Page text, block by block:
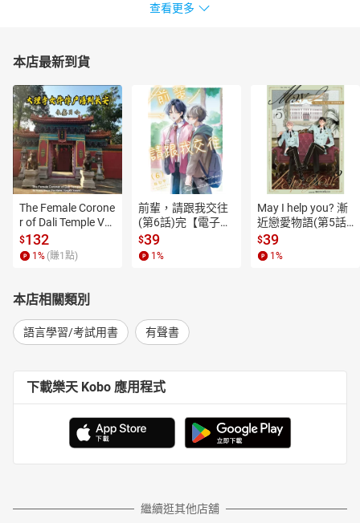
查看更多
本店最新到貨
The Female Corone
r of Dali Temple Vo
l.6【有聲書】
$132
1 % (賺1 點)
前輩，請跟我交往
(第6話)完【電子
書】
$39
1 %
May I help you? 漸
近戀愛物語(第5話)
【電子書】
$39
1 %
本店相關類別
語言學習/考試用書 有聲書
下載樂天 Kobo 應用程式
繼續逛其他店舖